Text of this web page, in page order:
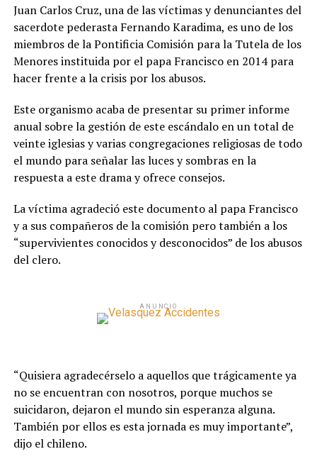
Juan Carlos Cruz, una de las víctimas y denunciantes del
sacerdote pederasta Fernando Karadima, es uno de los
miembros de la Pontificia Comisión para la Tutela de los
Menores instituida por el papa Francisco en 2014 para
hacer frente a la crisis por los abusos.
Este organismo acaba de presentar su primer informe
anual sobre la gestión de este escándalo en un total de
veinte iglesias y varias congregaciones religiosas de todo
el mundo para señalar las luces y sombras en la
respuesta a este drama y ofrece consejos.
La víctima agradeció este documento al papa Francisco
y a sus compañeros de la comisión pero también a los
“supervivientes conocidos y desconocidos” de los abusos
del clero.
ANUNCIO
“Quisiera agradecérselo a aquellos que trágicamente ya
no se encuentran con nosotros, porque muchos se
suicidaron, dejaron el mundo sin esperanza alguna.
También por ellos es esta jornada es muy importante”,
dijo el chileno.